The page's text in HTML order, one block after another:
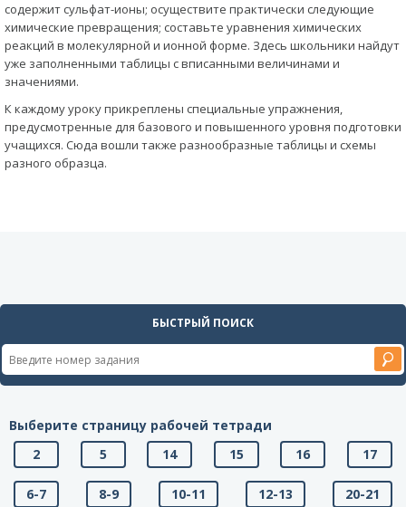
содержит сульфат-ионы; осуществите практически следующие
химические превращения; составьте уравнения химических
реакций в молекулярной и ионной форме. Здесь школьники найдут
уже заполненными таблицы с вписанными величинами и
значениями.
К каждому уроку прикреплены специальные упражнения,
предусмотренные для базового и повышенного уровня подготовки
учащихся. Сюда вошли также разнообразные таблицы и схемы
разного образца.
БЫСТРЫЙ ПОИСК
Выберите страницу рабочей тетради
2
5 14 15 16 17
6-7 8-9 10-11 12-13 20-21